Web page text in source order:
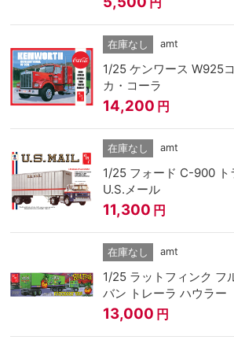
在庫なし amt
1/25 ケンワース W925
カ・コーラ
14,200 円
在庫なし amt
1/25 フォード C-900 ト
U.S.メール
11,300 円
在庫なし amt
1/25 ラットフィンク フ
バン トレーラ ハウラー
13,000 円